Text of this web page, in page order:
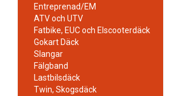
Entreprenad/EM
ATV och UTV
Fatbike, EUC och Elscooterdäck
Gokart Däck
Slangar
Fälgband
Lastbilsdäck
Twin, Skogsdäck